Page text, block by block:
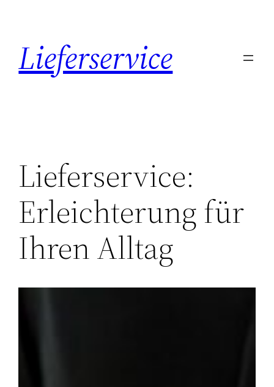
springen
Lieferservice
Lieferservice:
Erleichterung für
Ihren Alltag